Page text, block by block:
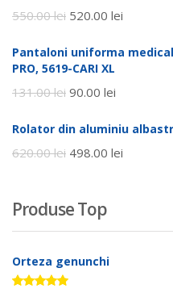
550.00lei 520.00 lei
Pantaloni uniforma
PRO, 5619-CARI XL
131.00lei 90.00 lei
Rolator din aluminiu
620.00lei 498.00 lei
Produse Top
Orteza genunchi